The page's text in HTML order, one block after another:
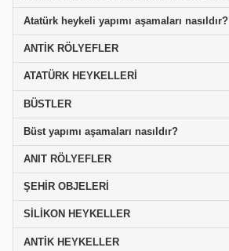
Atatürk heykeli yapımı aşamaları nasıldır?
ANTİK RÖLYEFLER
ATATÜRK HEYKELLERİ
BÜSTLER
Büst yapımı aşamaları nasıldır?
ANIT RÖLYEFLER
ŞEHİR OBJELERİ
SİLİKON HEYKELLER
ANTİK HEYKELLER